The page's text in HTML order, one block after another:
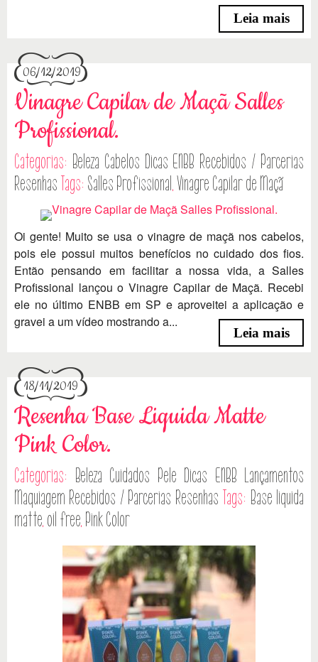
Leia mais
06/12/2019
Vinagre Capilar de Maçã Salles
Profissional.
Categorias: Beleza Cabelos Dicas ENBB Recebidos / Parcerias
Resenhas Tags: Salles Profissional,Vinagre Capilar de Maçã
Oi gente! Muito se usa o vinagre de maçã nos cabelos,
pois ele possui muitos benefícios no cuidado dos fios.
Então pensando em facilitar a nossa vida, a Salles
Profissional lançou o Vinagre Capilar de Maçã. Recebi
ele no último ENBB em SP e aproveitei a aplicação e
gravei a um vídeo mostrando a...
Leia mais
18/11/2019
Resenha Base Liquida Matte
Pink Color.
Categorias: Beleza Cuidados Pele Dicas ENBB
Lançamentos
Maquiagem Recebidos / Parcerias Resenhas Tags: Base liquida
matte, oil free, Pink Color